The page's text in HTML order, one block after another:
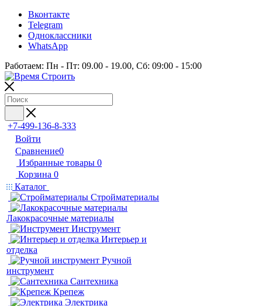
Вконтакте
Telegram
Одноклассники
WhatsApp
Работаем: Пн - Пт: 09.00 - 19.00, Сб: 09:00 - 15:00
+7-499-136-8-333
Войти
Сравнение0
Избранные товары 0
Корзина 0
Каталог
Стройматериалы
Лакокрасочные материалы
Инструмент
Интерьер и
отделка
Ручной
инструмент
Сантехника
Крепеж
Электрика